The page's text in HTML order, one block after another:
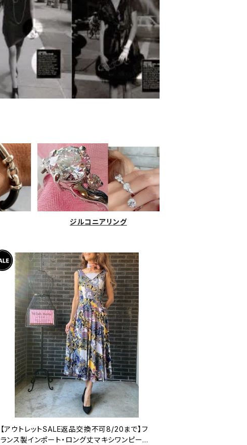
ジルコニアリング
【アウトレットSALE返品交換不可8/20まで】フ
ランス製インポート・ロング丈マキシワンピース